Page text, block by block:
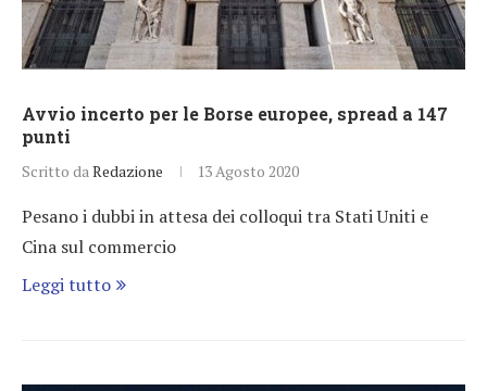
Avvio incerto per le Borse europee, spread a 147
punti
Scritto da Redazione 13 Agosto 2020
Pesano i dubbi in attesa dei colloqui tra Stati Uniti e
Cina sul commercio
Leggi tutto